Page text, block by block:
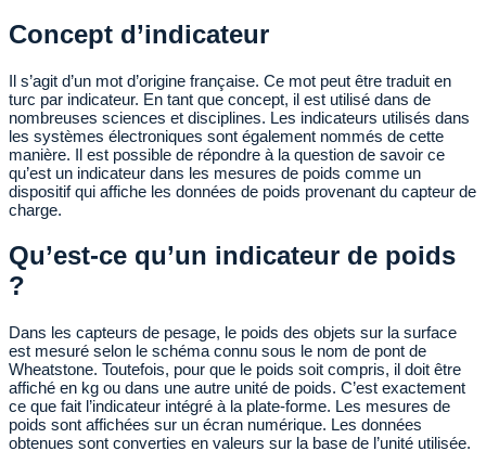
Concept d’indicateur
Il s’agit d’un mot d’origine française. Ce mot peut être traduit en
turc par indicateur. En tant que concept, il est utilisé dans de
nombreuses sciences et disciplines. Les indicateurs utilisés dans
les systèmes électroniques sont également nommés de cette
manière. Il est possible de répondre à la question de savoir ce
qu’est un indicateur dans les mesures de poids comme un
dispositif qui affiche les données de poids provenant du capteur de
charge.
Qu’est-ce qu’un indicateur de poids
?
Dans les capteurs de pesage, le poids des objets sur la surface
est mesuré selon le schéma connu sous le nom de pont de
Wheatstone. Toutefois, pour que le poids soit compris, il doit être
affiché en kg ou dans une autre unité de poids. C’est exactement
ce que fait l’indicateur intégré à la plate-forme. Les mesures de
poids sont affichées sur un écran numérique. Les données
obtenues sont converties en valeurs sur la base de l’unité utilisée.